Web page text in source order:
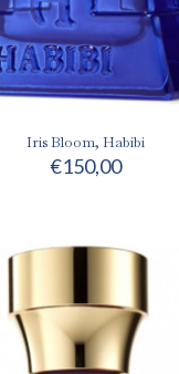
Iris Bloom, Habibi
€150,00